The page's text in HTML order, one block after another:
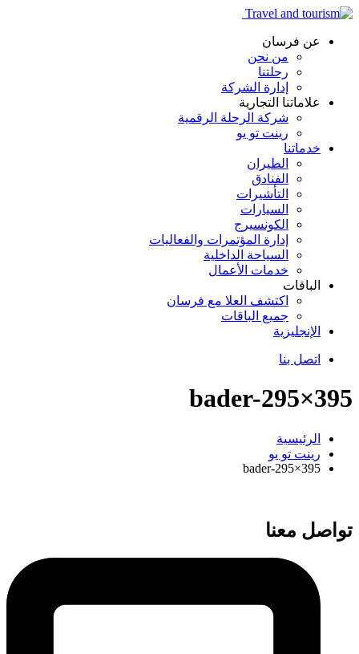
عن فرسان
من نحن
رحلتنا
إدارة الشركة
علاماتنا التجارية
شركة الرحلة الرقمية
رينت تو يو
خدماتنا
الطيران
الفنادق
التأشيرات
السيارات
الكونسيرج
إدارة المؤتمرات والفعاليات
السياحة الداخلية
خدمات الأعمال
الباقات
اكتشف العلا مع فرسان
جميع الباقات
الإنجليزية
اتصل بنا
bader-295×395
الرئيسية
رينت تو يو
bader-295×395
تواصل معنا